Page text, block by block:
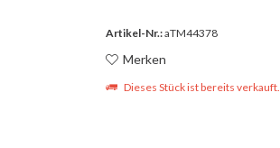
Artikel-Nr.:aTM44378
Merken
Dieses Stück ist bereits verkauft.